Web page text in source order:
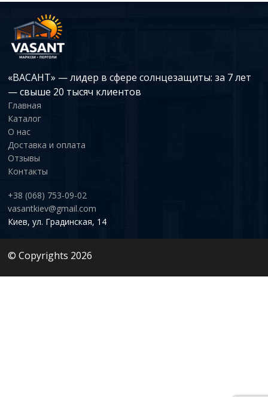
«ВАСАНТ» — лидер в сфере солнцезащиты: за 7 лет
— свыше 20 тысяч клиентов
Главная
Каталог
О нас
Доставка и оплата
Отзывы
Контакты
+38 (068) 753-09-02
vasantkiev@gmail.com
Киев, ул. Градинская, 14
© Copyrights 2026